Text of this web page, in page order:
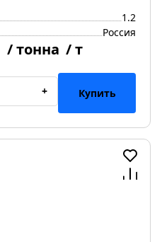
1.2
Россия
/ тонна / т
+ Купить